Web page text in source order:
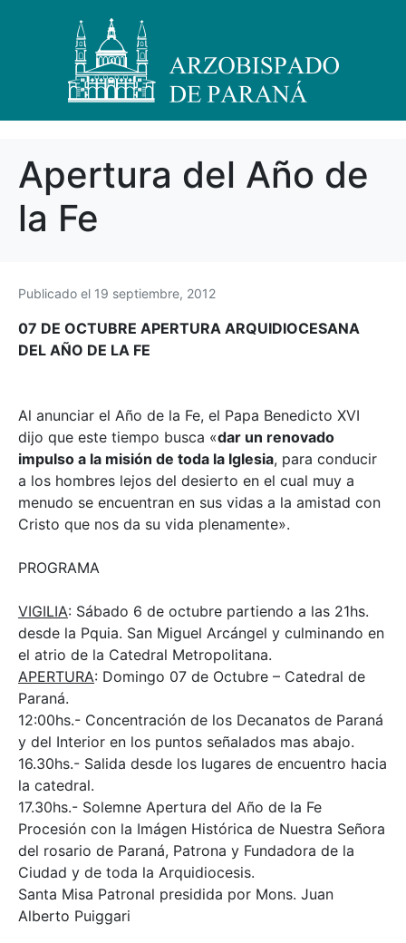
Apertura del Año de
la Fe
Publicado el 19 septiembre, 2012
07 DE OCTUBRE APERTURA ARQUIDIOCESANA
DEL AÑO DE LA FE
Al anunciar el Año de la Fe, el Papa Benedicto XVI
dijo que este tiempo busca «dar un renovado
impulso a la misión de toda la Iglesia, para conducir
a los hombres lejos del desierto en el cual muy a
menudo se encuentran en sus vidas a la amistad con
Cristo que nos da su vida plenamente».
PROGRAMA
VIGILIA: Sábado 6 de octubre partiendo a las 21hs.
desde la Pquia. San Miguel Arcángel y culminando en
el atrio de la Catedral Metropolitana.
APERTURA: Domingo 07 de Octubre – Catedral de
Paraná.
12:00hs.- Concentración de los Decanatos de Paraná
y del Interior en los puntos señalados mas abajo.
16.30hs.- Salida desde los lugares de encuentro hacia
la catedral.
17.30hs.- Solemne Apertura del Año de la Fe
Procesión con la Imágen Histórica de Nuestra Señora
del rosario de Paraná, Patrona y Fundadora de la
Ciudad y de toda la Arquidiocesis.
Santa Misa Patronal presidida por Mons. Juan
Alberto Puiggari